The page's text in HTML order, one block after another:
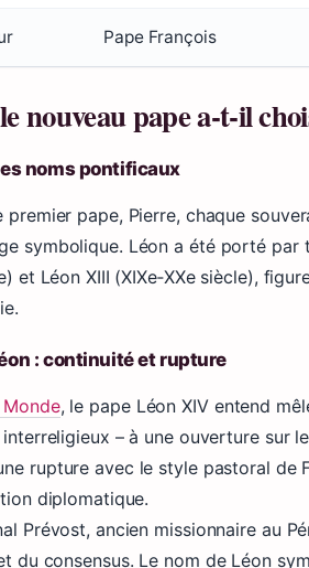
Pape François
nouveau pape a‑t‑il
noms pontificaux
premier pape, Pierre, chaque
symbolique. Léon a été porté
et Léon XIII (XIXe‑XXe siècle),
: continuité et rupture
Monde, le pape Léon XIV entend
– à une ouverture sur
rupture avec le style pastoral de
diplomatique.
Prévost, ancien missionnaire au
du consensus. Le nom de Léon